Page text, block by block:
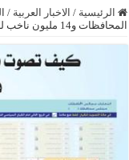
الرئيسية / الاخبار العربية /
المحافظات و14 مليون ناخب له الحق في الادلاء بصوته